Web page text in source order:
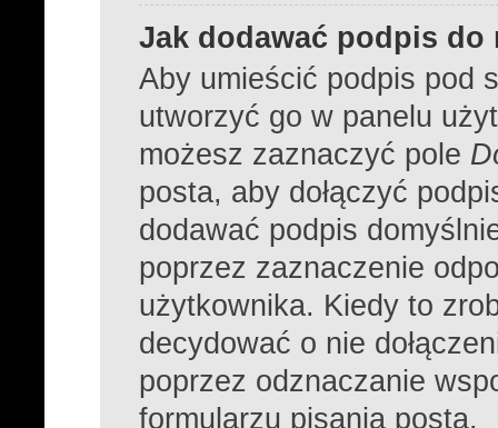
Jak dodawać podpis
Aby umieścić podpis pod
utworzyć go w panelu
możesz zaznaczyć pole
posta, aby dołączyć
dodawać podpis
poprzez zaznaczenie
użytkownika. Kiedy to
decydować o nie
poprzez odznaczanie
formularzu pisania posta.